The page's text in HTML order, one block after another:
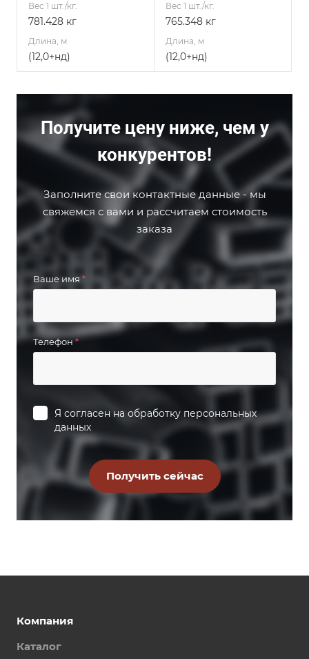
Вес 1 шт./кг.
781.428 кг
Длина, м
(12,0+нд)
Вес 1 шт./кг.
765.348 кг
Длина, м
(12,0+нд)
Получите цену ниже, чем у
конкурентов!
Заполните свои контактные данные - мы
свяжемся с вами и рассчитаем стоимость
заказа
Ваше имя *
Телефон*
Я согласен на обработку персональных
данных
Компания
Каталог